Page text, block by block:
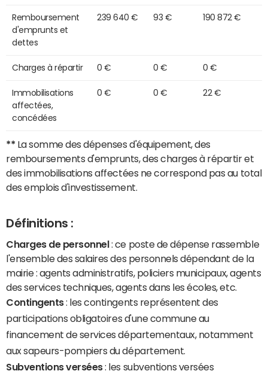
Remboursement
d'emprunts et
dettes
239 640 € 93 € 190 872 €
Charges à répartir 0 € 0 € 0 €
Immobilisations
affectées,
concédées
0 € 0 € 22 €
** La somme des dépenses d'équipement, des
remboursements d'emprunts, des charges à répartir et
des immobilisations affectées ne correspond pas au total
des emplois d'investissement.
Définitions :
Charges de personnel : ce poste de dépense rassemble
l'ensemble des salaires des personnels dépendant de la
mairie : agents administratifs, policiers municipaux, agents
des services techniques, agents dans les écoles, etc.
Contingents: les contingents représentent des
participations obligatoires d'une commune au
financement de services départementaux, notamment
aux sapeurs-pompiers du département.
Subventions versées: les subventions versées